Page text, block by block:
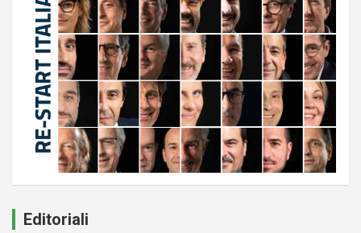
Editoriali